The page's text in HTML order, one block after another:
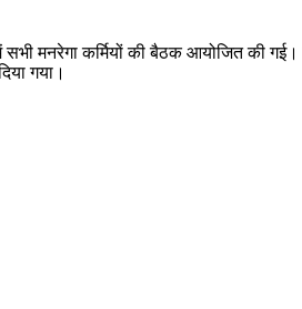
सभी मनरेगा कर्मियों की बैठक आयोजित की
गया।